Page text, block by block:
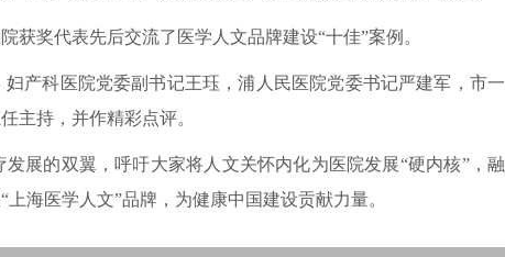
奖代表先后交流了医学人文品牌建设“十佳”案例。
科医院党委副书记王珏，浦人民医院党委书记严建军，市一
主持，并作精彩点评。
的双翼，呼吁大家将人文关怀内化为医院发展“硬内核”，融
海医学人文”品牌，为健康中国建设贡献力量。